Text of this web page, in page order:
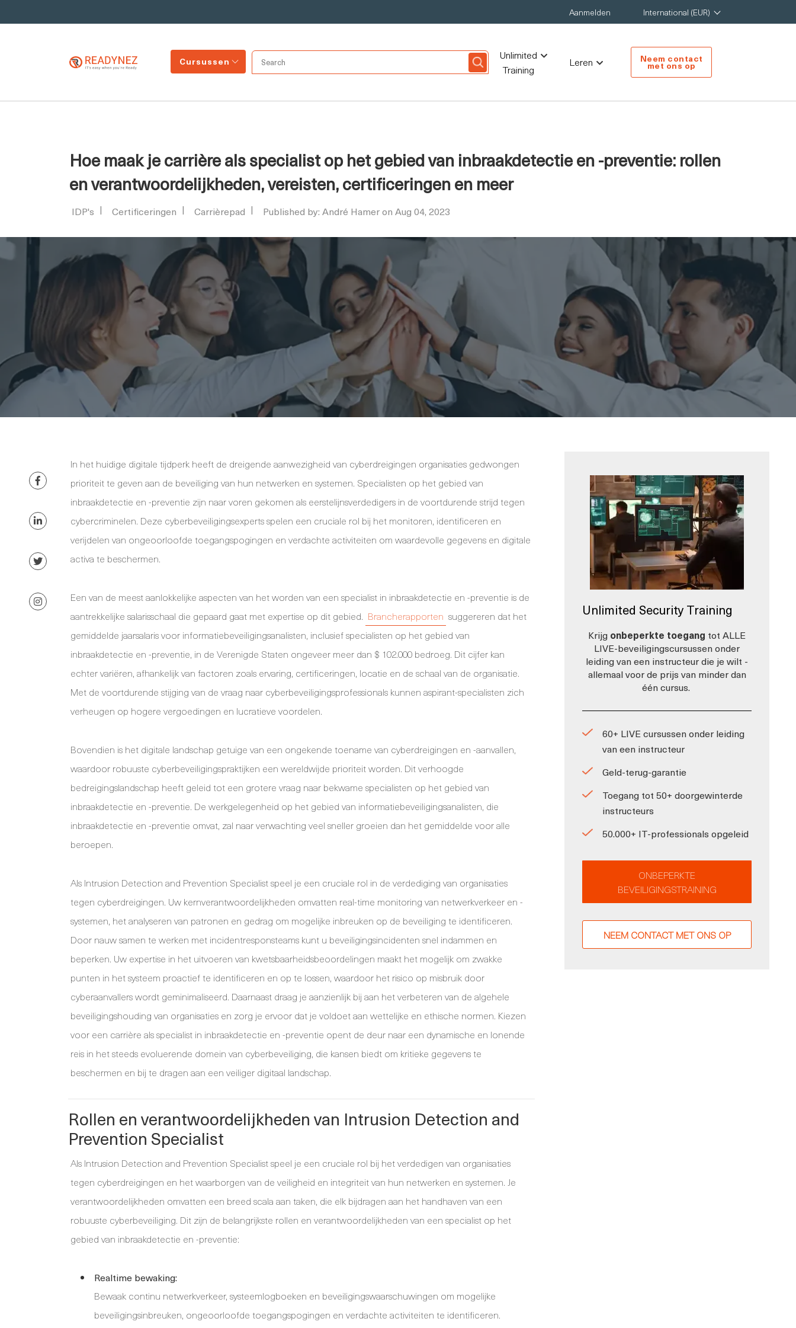
Aanmelden International (EUR)
Cursussen
Unlimited
Training
Leren Neem contact
met ons op
Hoe maak je carrière als specialist op het gebied van inbraakdetectie en -preventie: rollen
en verantwoordelijkheden, vereisten, certificeringen en meer
IDP's Certificeringen Carrièrepad Published by: André Hamer on Aug 04, 2023
In het huidige digitale tijdperk heeft de dreigende aanwezigheid van cyberdreigingen organisaties gedwongen
prioriteit te geven aan de beveiliging van hun netwerken en systemen. Specialisten op het gebied van
inbraakdetectie en -preventie zijn naar voren gekomen als eerstelijnsverdedigers in de voortdurende strijd tegen
cybercriminelen. Deze cyberbeveiligingsexperts spelen een cruciale rol bij het monitoren, identificeren en
verijdelen van ongeoorloofde toegangspogingen en verdachte activiteiten om waardevolle gegevens en digitale
activa te beschermen.
Een van de meest aanlokkelijke aspecten van het worden van een specialist in inbraakdetectie en -preventie is de
aantrekkelijke salarisschaal die gepaard gaat met expertise op dit gebied. Brancherapporten suggereren dat het
gemiddelde jaarsalaris voor informatiebeveiligingsanalisten, inclusief specialisten op het gebied van
inbraakdetectie en -preventie, in de Verenigde Staten ongeveer meer dan $ 102.000 bedroeg. Dit cijfer kan
echter variëren, afhankelijk van factoren zoals ervaring, certificeringen, locatie en de schaal van de organisatie.
Met de voortdurende stijging van de vraag naar cyberbeveiligingsprofessionals kunnen aspirant-specialisten zich
verheugen op hogere vergoedingen en lucratieve voordelen.
Bovendien is het digitale landschap getuige van een ongekende toename van cyberdreigingen en -aanvallen,
waardoor robuuste cyberbeveiligingspraktijken een wereldwijde prioriteit worden. Dit verhoogde
bedreigingslandschap heeft geleid tot een grotere vraag naar bekwame specialisten op het gebied van
inbraakdetectie en -preventie. De werkgelegenheid op het gebied van informatiebeveiligingsanalisten, die
inbraakdetectie en -preventie omvat, zal naar verwachting veel sneller groeien dan het gemiddelde voor alle
beroepen.
Als Intrusion Detection and Prevention Specialist speel je een cruciale rol in de verdediging van organisaties
tegen cyberdreigingen. Uw kernverantwoordelijkheden omvatten real-time monitoring van netwerkverkeer en -
systemen, het analyseren van patronen en gedrag om mogelijke inbreuken op de beveiliging te identificeren.
Door nauw samen te werken met incidentresponsteams kunt u beveiligingsincidenten snel indammen en
beperken. Uw expertise in het uitvoeren van kwetsbaarheidsbeoordelingen maakt het mogelijk om zwakke
punten in het systeem proactief te identificeren en op te lossen, waardoor het risico op misbruik door
cyberaanvallers wordt geminimaliseerd. Daarnaast draag je aanzienlijk bij aan het verbeteren van de algehele
beveiligingshouding van organisaties en zorg je ervoor dat je voldoet aan wettelijke en ethische normen. Kiezen
voor een carrière als specialist in inbraakdetectie en -preventie opent de deur naar een dynamische en lonende
reis in het steeds evoluerende domein van cyberbeveiliging, die kansen biedt om kritieke gegevens te
beschermen en bij te dragen aan een veiliger digitaal landschap.
Rollen en verantwoordelijkheden van Intrusion Detection and
Prevention Specialist
Als Intrusion Detection and Prevention Specialist speel je een cruciale rol bij het verdedigen van organisaties
tegen cyberdreigingen en het waarborgen van de veiligheid en integriteit van hun netwerken en systemen. Je
verantwoordelijkheden omvatten een breed scala aan taken, die elk bijdragen aan het handhaven van een
robuuste cyberbeveiliging. Dit zijn de belangrijkste rollen en verantwoordelijkheden van een specialist op het
gebied van inbraakdetectie en -preventie:
Realtime bewaking:
Bewaak continu netwerkverkeer, systeemlogboeken en beveiligingswaarschuwingen om mogelijke
beveiligingsinbreuken, ongeoorloofde toegangspogingen en verdachte activiteiten te identificeren.
Unlimited Security Training
Krijg onbeperkte toegang tot ALLE
LIVE-beveiligingscursussen onder
leiding van een instructeur die je wilt -
allemaal voor de prijs van minder dan
één cursus.
60+ LIVE cursussen onder leiding
van een instructeur
Geld-terug-garantie
Toegang tot 50+ doorgewinterde
instructeurs
50.000+ IT-professionals opgeleid
ONBEPERKTE
BEVEILIGINGSTRAINING
NEEM CONTACT MET ONS OP